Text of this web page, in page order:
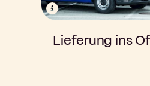
Lieferung ins